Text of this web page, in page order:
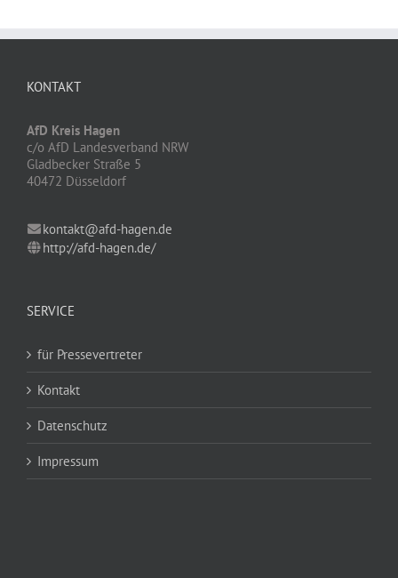
KONTAKT
AfD Kreis Hagen
c/o AfD Landesverband NRW
Gladbecker Straße 5
40472 Düsseldorf
kontakt@afd-hagen.de
http://afd-hagen.de/
SERVICE
für Pressevertreter
Kontakt
Datenschutz
Impressum